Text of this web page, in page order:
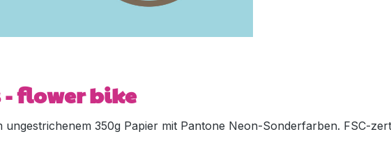
flower bike
350g Papier mit Pantone Neon-Sonderfarben. FSC-